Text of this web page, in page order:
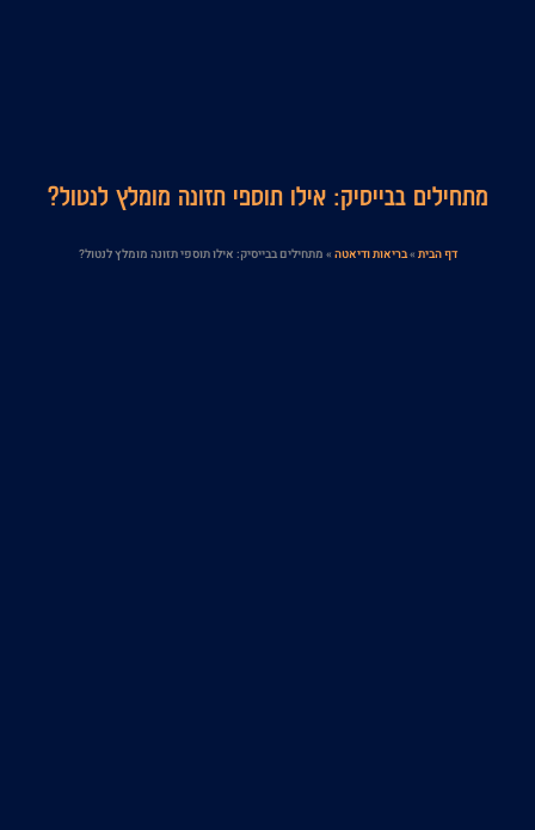
מתחילים בבייסיק: אילו תוספי תזונה מומלץ לנטול?
דף הבית »בריאות ודיאטה » מתחילים בבייסיק: אילו תוספי תזונה מומלץ לנטול?